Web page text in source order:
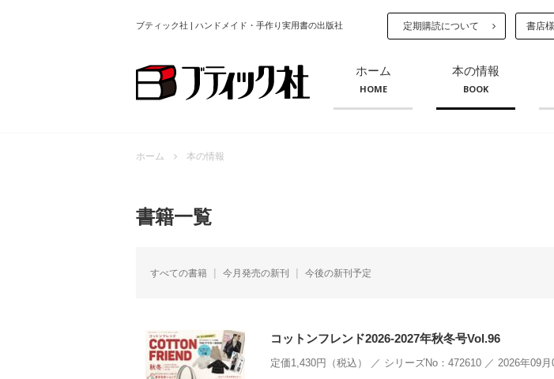
ブティック社 | ハンドメイド・手作り実用書の出版社 定期購読について 書店
ホーム
HOME
本の情報
BOOK
ホーム 本の情報
書籍一覧
すべての書籍 今月発売の新刊 今後の新刊予定
コットンフレンド2026-2027年秋冬号Vol.96
定価1,430円（税込） ／ シリーズNo：472610 ／ 2026年09月